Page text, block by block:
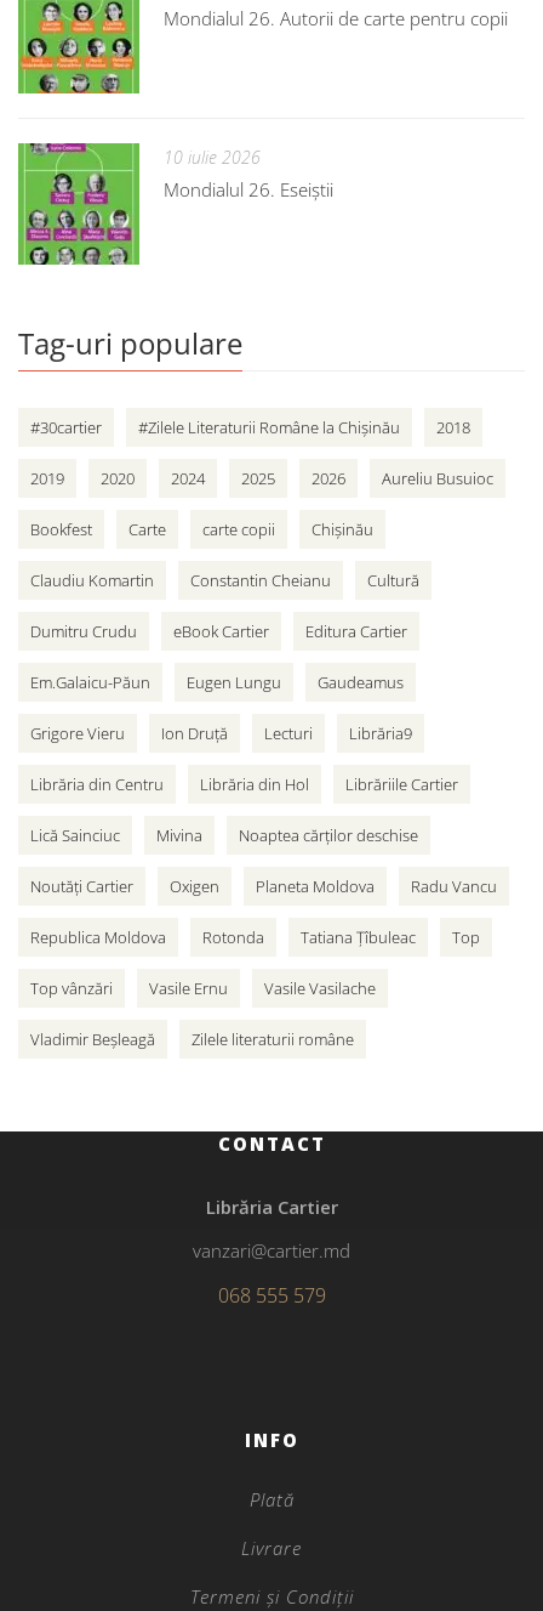
Mondialul 26. Autorii de carte pentru copii
10 iulie 2026
Mondialul 26. Eseiștii
Tag-uri populare
#30cartier #Zilele Literaturii Române la Chișinău 2018
2019 2020 2024 2025 2026 Aureliu Busuioc
Bookfest Carte carte copii Chișinău
Claudiu Komartin Constantin Cheianu Cultură
Dumitru Crudu eBook Cartier Editura Cartier
Em.Galaicu-Păun Eugen Lungu Gaudeamus
Grigore Vieru Ion Druță Lecturi Librăria9
Librăria din Centru Librăria din Hol Librăriile Cartier
Lică Sainciuc Mivina Noaptea cărților deschise
Noutăți Cartier Oxigen Planeta Moldova Radu Vancu
Republica Moldova Rotonda Tatiana Țîbuleac Top
Top vânzări Vasile Ernu Vasile Vasilache
Vladimir Beșleagă Zilele literaturii române
CONTACT
Librăria Cartier
vanzari@cartier.md
068 555 579
INFO
Plată
Livrare
Termeni și Condiții